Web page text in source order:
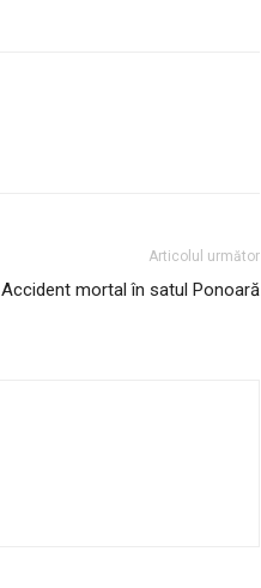
Articolul următor
Accident mortal în satul Ponoară